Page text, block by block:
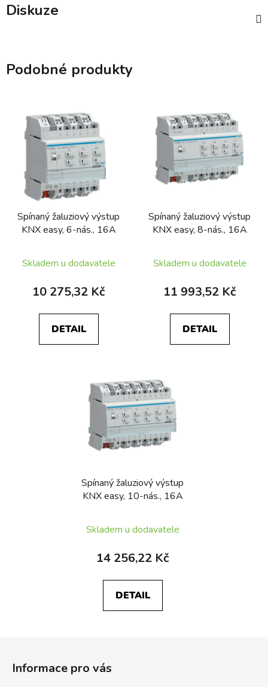
Diskuze
Podobné produkty
Spínaný žaluziový výstup
KNX easy, 6-nás., 16A
Skladem u dodavatele
10 275,32 Kč
DETAIL
Spínaný žaluziový výstup
KNX easy, 8-nás., 16A
Skladem u dodavatele
11 993,52 Kč
DETAIL
Spínaný žaluziový výstup
KNX easy, 10-nás., 16A
Skladem u dodavatele
14 256,22 Kč
DETAIL
Informace pro vás